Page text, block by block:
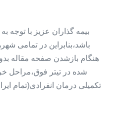
بیمه گذاران عزیز با توجه به
باشد،بنابراین در تمامی
هنگام بازشدن صفحه مقاله
شده در تیتر فوق،مراحل
تکمیلی درمان انفرادی(تمام